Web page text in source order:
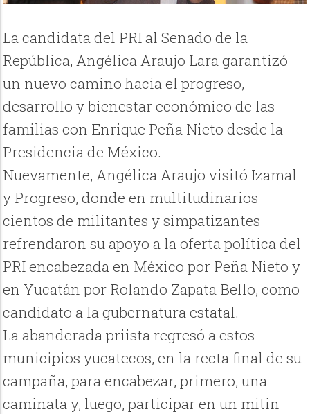
La candidata del PRI al Senado de la
República, Angélica Araujo Lara garantizó
un nuevo camino hacia el progreso,
desarrollo y bienestar económico de las
familias con Enrique Peña Nieto desde la
Presidencia de México.
Nuevamente, Angélica Araujo visitó Izamal
y Progreso, donde en multitudinarios
cientos de militantes y simpatizantes
refrendaron su apoyo a la oferta política del
PRI encabezada en México por Peña Nieto y
en Yucatán por Rolando Zapata Bello, como
candidato a la gubernatura estatal.
La abanderada priista regresó a estos
municipios yucatecos, en la recta final de su
campaña, para encabezar, primero, una
caminata y, luego, participar en un mitin